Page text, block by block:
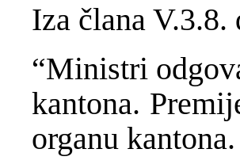
Iza člana
“Ministri
kantona.
organu kantona.